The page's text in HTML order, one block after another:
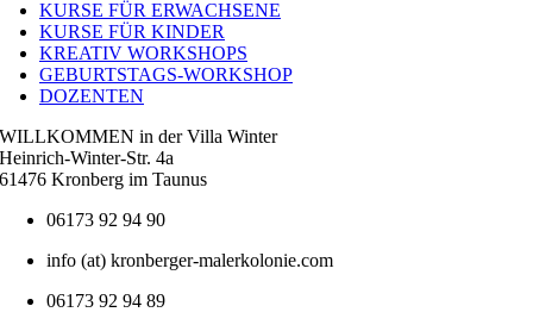
KURSE FÜR ERWACHSENE
KURSE FÜR KINDER
KREATIV WORKSHOPS
GEBURTSTAGS-WORKSHOP
DOZENTEN
WILLKOMMEN in der Villa Winter
Heinrich-Winter-Str. 4a
61476 Kronberg im Taunus
06173 92 94 90
info (at) kronberger-malerkolonie.com
06173 92 94 89